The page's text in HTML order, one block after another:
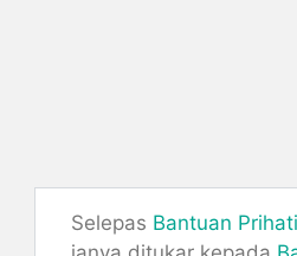
Selepas Bantuan